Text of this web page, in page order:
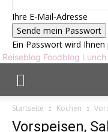
Ihre E-Mail-Adresse
Ein Passwort wird
Reiseblog Foodblog Lunch
Startseite Kochen
Vorspeisen,